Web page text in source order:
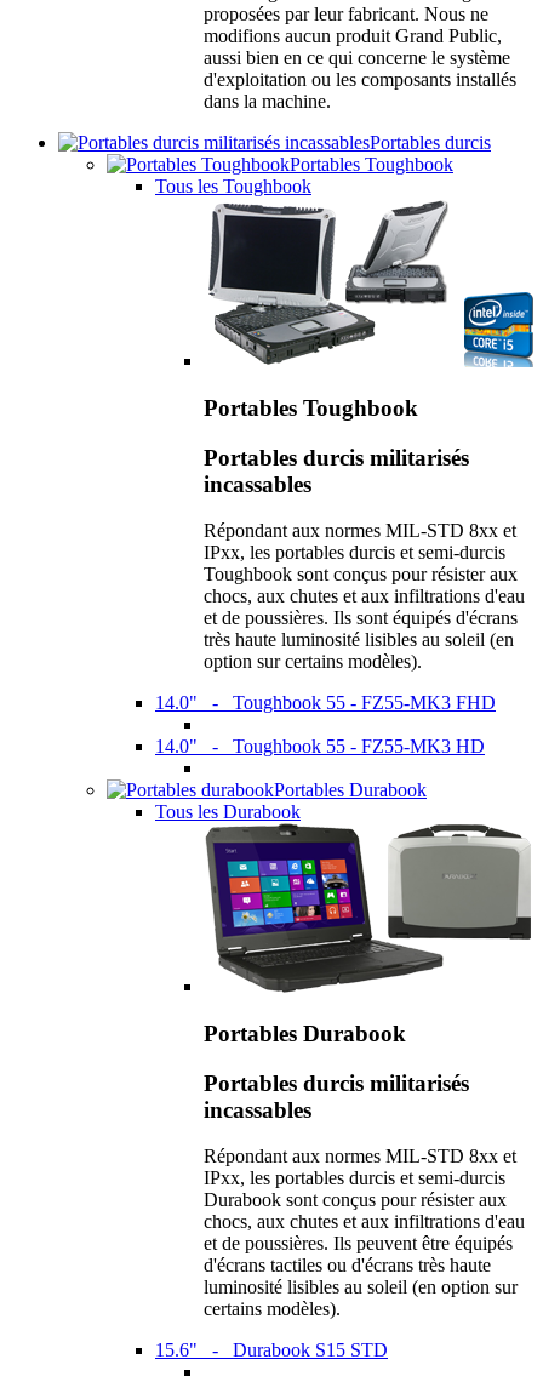
proposées par leur fabricant. Nous ne
modifions aucun produit Grand Public,
aussi bien en ce qui concerne le système
d'exploitation ou les composants installés
dans la machine.
Portables durcis
Portables Toughbook
Tous les Toughbook
Portables Toughbook
Portables durcis militarisés
incassables
Répondant aux normes MIL-STD 8xx et
IPxx, les portables durcis et semi-durcis
Toughbook sont conçus pour résister aux
chocs, aux chutes et aux infiltrations d'eau
et de poussières. Ils sont équipés d'écrans
très haute luminosité lisibles au soleil (en
option sur certains modèles).
14.0" - Toughbook 55 - FZ55-MK3 FHD
14.0" - Toughbook 55 - FZ55-MK3 HD
Portables Durabook
Tous les Durabook
Portables Durabook
Portables durcis militarisés
incassables
Répondant aux normes MIL-STD 8xx et
IPxx, les portables durcis et semi-durcis
Durabook sont conçus pour résister aux
chocs, aux chutes et aux infiltrations d'eau
et de poussières. Ils peuvent être équipés
d'écrans tactiles ou d'écrans très haute
luminosité lisibles au soleil (en option sur
certains modèles).
15.6" - Durabook S15 STD